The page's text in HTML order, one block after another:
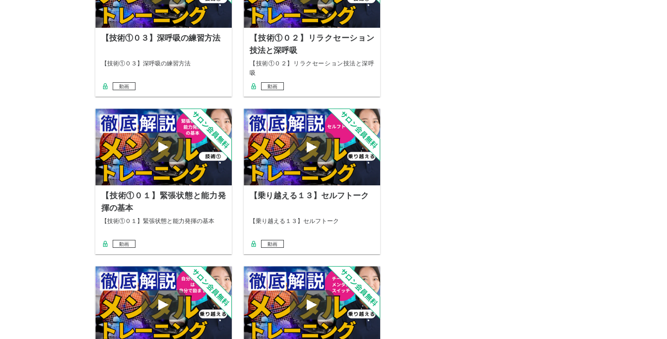
【技術①０３】深呼吸の練習方法
【技術①０３】深呼吸の練習方法
動画
【技術①０２】リラクセーション
技法と深呼吸
【技術①０２】リラクセーション技法と深呼
吸
動画
【技術①０１】緊張状態と能力発
揮の基本
【技術①０１】緊張状態と能力発揮の基本
動画
【乗り越える１３】セルフトーク
【乗り越える１３】セルフトーク
動画